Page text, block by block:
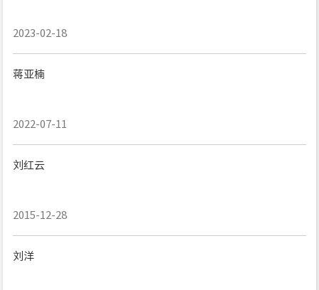
2023-02-18
蒋亚楠
2022-07-11
刘红云
2015-12-28
刘洋